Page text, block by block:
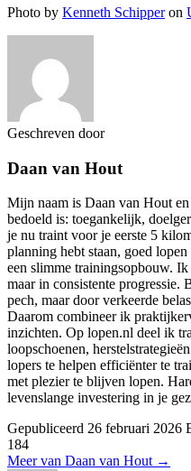
Photo by Kenneth Schipperon
Geschreven door
Daan van Hout
Mijn naam is Daan van Hout
bedoeld is: toegankelijk,
je nu traint voor je eerste 5
planning hebt staan, goed
een slimme trainingsopbouw.
maar in consistente progressie.
pech, maar door verkeerde
Daarom combineer ik
inzichten. Op lopen.nl deel ik
loopschoenen,
lopers te helpen efficiënter te
met plezier te blijven lopen.
levenslange investering in je
Gepubliceerd 26 februari 2026
184
Meer van Daan van Hout →